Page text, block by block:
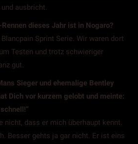
ausbricht.
Rennen dieses Jahr ist in Nogaro?
Sprint Serie. Wir waren dort
Testen und trotz schwieriger
gut.
Sieger und ehemalige Bentley
Dich vor kurzem gelobt und meinte:
nicht, dass er mich überhaupt kennt.
Besser gehts ja gar nicht. Er ist eins